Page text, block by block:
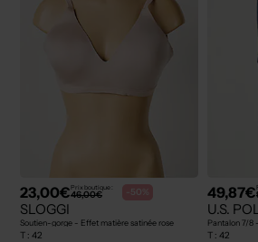
23,00€Prix boutique :
46,00€ -50%
SLOGGI
Soutien-gorge - Effet matière satinée rose
T : 42
49,87€
U.S.
Pantalon 7/8
T : 42